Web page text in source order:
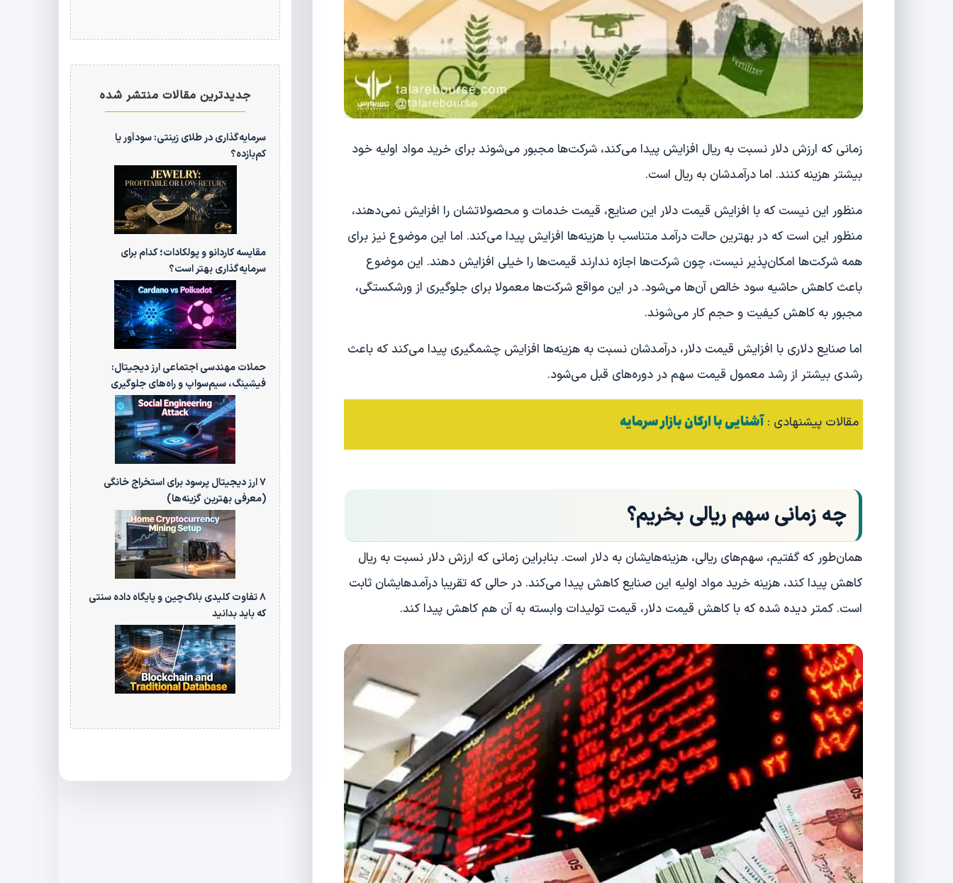
زمانی که ارزش دلار نسبت به ریال افزایش پیدا می‌کند، شرکت‌ها مجبور می‌شوند برای خرید مواد اولیه خود
بیشتر هزینه کنند. اما درآمدشان به ریال است.
منظور این نیست که با افزایش قیمت دلار این صنایع، قیمت خدمات و محصولاتشان را افزایش نمی‌دهند،
منظور این است که در بهترین حالت درآمد متناسب با هزینه‌ها افزایش پیدا می‌کند. اما این موضوع نیز برای
همه شرکت‌ها امکان‌پذیر نیست، چون شرکت‌ها اجازه ندارند قیمت‌ها را خیلی افزایش دهند. این موضوع
باعث کاهش حاشیه سود خالص آن‌ها می‌شود. در این مواقع شرکت‌ها معمولا برای جلوگیری از ورشکستگی،
مجبور به کاهش کیفیت و حجم کار می‌شوند.
اما صنایع دلاری با افزایش قیمت دلار، درآمدشان نسبت به هزینه‌ها افزایش چشمگیری پیدا می‌کند که باعث
رشدی بیشتر از رشد معمول قیمت سهم در دوره‌های قبل می‌شود.
مقالات پیشنهادی :آشنایی با ارکان بازار سرمایه
چه زمانی سهم ریالی بخریم؟
همان‌طور که گفتیم، سهم‌های ریالی، هزینه‌هایشان به دلار است. بنابراین زمانی که ارزش دلار نسبت به ریال
کاهش پیدا کند، هزینه‌ خرید مواد اولیه این صنایع کاهش پیدا می‌کند. در حالی که تقریبا درآمدهایشان ثابت
است. کمتر دیده شده که با کاهش قیمت دلار، قیمت تولیدات وابسته به آن هم کاهش پیدا کند.
جدیدترین مقالات منتشر شده
سرمایه‌گذاری در طلای زینتی: سودآور یا
کم‌بازده؟
مقایسه کاردانو و پولکادات؛ کدام برای
سرمایه‌گذاری بهتر است؟
حملات مهندسی اجتماعی ارز دیجیتال:
فیشینگ، سیم‌سواپ و راه‌های جلوگیری
۷ ارز دیجیتال پرسود برای استخراج خانگی
(معرفی بهترین گزینه‌ها)
۸ تفاوت کلیدی بلاک‌چین و پایگاه‌ داده سنتی
که باید بدانید